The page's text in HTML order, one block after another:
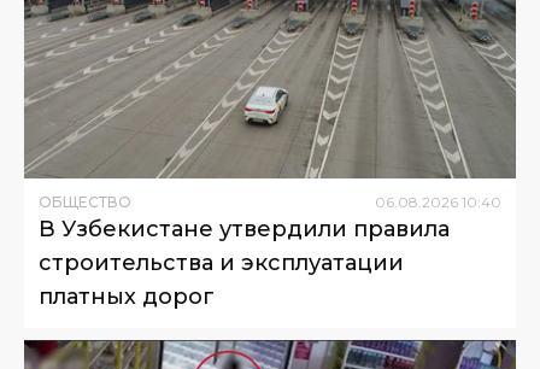
ОБЩЕСТВО 06.08.2026 10:40
В Узбекистане утвердили правила
строительства и эксплуатации
платных дорог